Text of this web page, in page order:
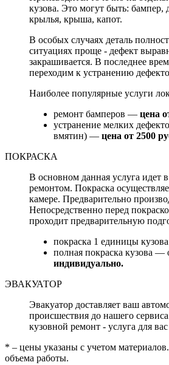
кузова. Это могут быть: бампер,
крылья, крыша, капот.
В особых случаях деталь
ситуациях проще - дефект
закрашивается. В последнее
переходим к устранению
Наиболее популярные услуги
ремонт бамперов — цена
устранение мелких
вмятин) — цена от 2500
ПОКРАСКА
В основном данная услуга идет
ремонтом. Покраска
камере. Предварительно
Непосредственно перед
проходит предварительную
покраска 1 единицы
полная покраска кузова —
индивидуально.
ЭВАКУАТОР
Эвакуатор доставляет ваш
происшествия до нашего
кузовной ремонт - услуга для вас
* – цены указаны с учетом
объема работы.